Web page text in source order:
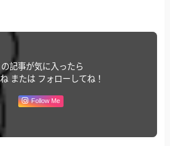
の記事が気に入ったら
または フォローしてね！
Follow Me